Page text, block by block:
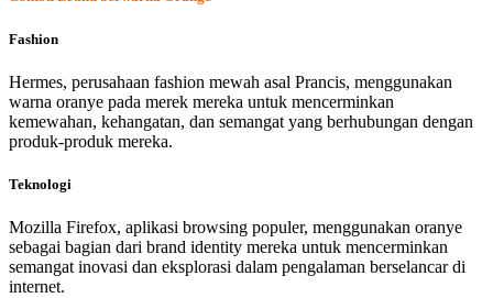
Fashion
Hermes, perusahaan fashion mewah asal Prancis, menggunakan
warna oranye pada merek mereka untuk mencerminkan
kemewahan, kehangatan, dan semangat yang berhubungan dengan
produk-produk mereka.
Teknologi
Mozilla Firefox, aplikasi browsing populer, menggunakan oranye
sebagai bagian dari brand identity mereka untuk mencerminkan
semangat inovasi dan eksplorasi dalam pengalaman berselancar di
internet.